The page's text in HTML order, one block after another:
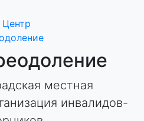
местная
инвалидов-